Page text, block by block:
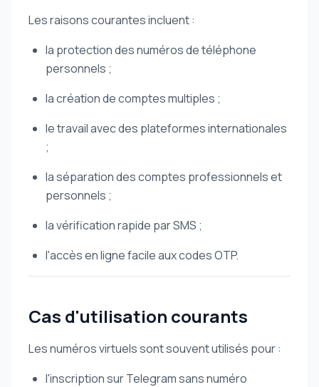
Les raisons courantes incluent :
la protection des numéros de téléphone
personnels ;
la création de comptes multiples ;
le travail avec des plateformes internationales
;
la séparation des comptes professionnels et
personnels ;
la vérification rapide par SMS ;
l'accès en ligne facile aux codes OTP.
Cas d'utilisation courants
Les numéros virtuels sont souvent utilisés pour :
l'inscription sur Telegram sans numéro